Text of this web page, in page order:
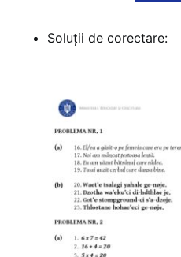
Soluții de corectare: